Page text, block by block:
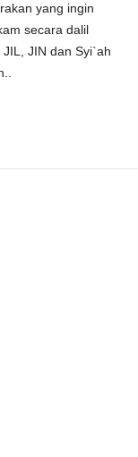
yang ingin
secara dalil
JIN dan Syi`ah